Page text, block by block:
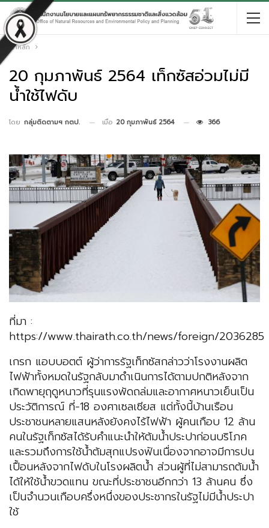
หน้าหลัก
20 กุมภาพันธ์ 2564 เท็กซัสอ่วมไม่มี
น้ำใช้ไฟดับ
โดย กลุ่มติดตามฯ กตป. เมื่อ 20 กุมภาพันธ์ 2564 366
ที่มา :
https://www.thairath.co.th/news/foreign/2036285
เกรก แอบบอตต์ ผู้ว่าการรัฐเท็กซัสกล่าวว่าโรงงานผลิต
ไฟฟ้าทั้งหมดในรัฐกลับมาดำเนินการได้ตามปกติหลังจาก
เกิดพายุฤดูหนาวที่รุนแรงพัดถล่มและอากาศหนาวเย็นเป็น
ประวัติการณ์ ที่-18 องศาเซลเซียส แต่ทั้งนี้บ้านเรือน
ประชาชนหลายแสนหลังยังคงไร้ไฟฟ้า ผู้คนเกือบ 12 ล้าน
คนในรัฐเท็กซัสได้รับคำแนะนำให้ต้มน้ำประปาก่อนบริโภค
และรวมถึงการใช้น้ำต้มสุกแปรงฟันเนื่องจากอาจมีการปน
เปื้อนหลังจากไฟดับในโรงผลิตน้ำ ส่วนผู้ที่ไม่สามารถต้มน้ำ
ได้ให้ใช้น้ำขวดแทน ขณะที่ประชาชนอีกกว่า 13 ล้านคน ซึ่ง
เป็นจำนวนเกือบครึ่งหนึ่งของประชากรในรัฐไม่มีน้ำประปา
ใช้